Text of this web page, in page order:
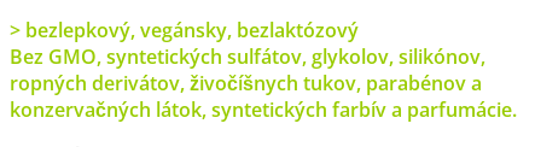
> bezlepkový, vegánsky, bezlaktózový
Bez GMO, syntetických sulfátov, glykolov, silikónov,
ropných derivátov, živočíšnych tukov, parabénov a
konzervačných látok, syntetických farbív a parfumácie.